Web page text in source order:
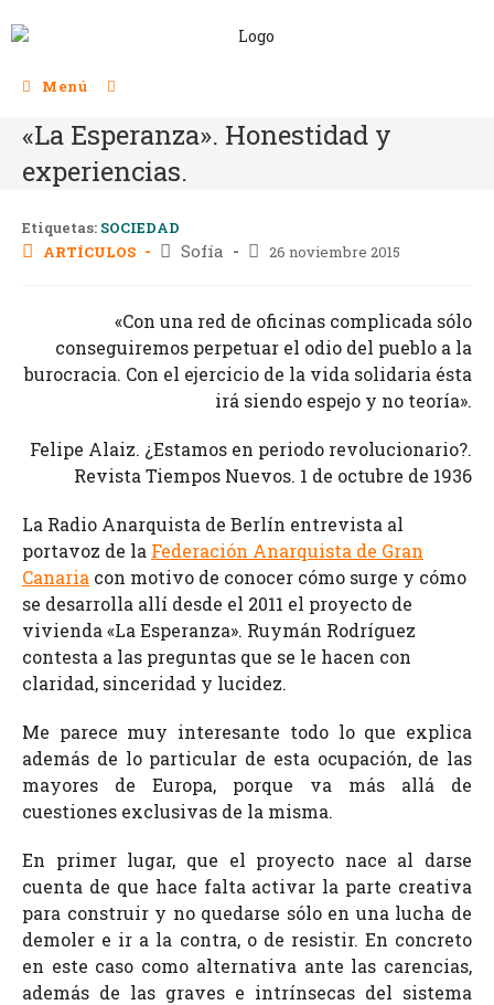
Menú
«La Esperanza». Honestidad y
experiencias.
Etiquetas: SOCIEDAD
ARTÍCULOS
Sofía 26 noviembre 2015
«Con una red de oficinas complicada sólo
conseguiremos perpetuar el odio del pueblo a la
burocracia. Con el ejercicio de la vida solidaria ésta
irá siendo espejo y no teoría».
Felipe Alaiz. ¿Estamos en periodo revolucionario?.
Revista Tiempos Nuevos. 1 de octubre de 1936
La Radio Anarquista de Berlín entrevista al
portavoz de la Federación Anarquista de Gran
Canaria con motivo de conocer cómo surge y cómo
se desarrolla allí desde el 2011 el proyecto de
vivienda «La Esperanza». Ruymán Rodríguez
contesta a las preguntas que se le hacen con
claridad, sinceridad y lucidez.
Me parece muy interesante todo lo que explica
además de lo particular de esta ocupación, de las
mayores de Europa, porque va más allá de
cuestiones exclusivas de la misma.
En primer lugar, que el proyecto nace al darse
cuenta de que hace falta activar la parte creativa
para construir y no quedarse sólo en una lucha de
demoler e ir a la contra, o de resistir. En concreto
en este caso como alternativa ante las carencias,
además de las graves e intrínsecas del sistema